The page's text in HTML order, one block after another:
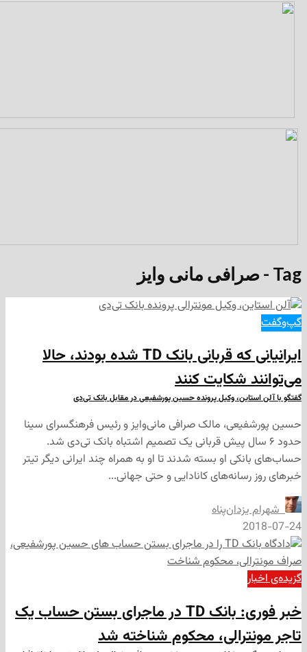
ایرانیانی که قربانی بانک TD شده‌ بودند، حالا
شکایت کنند
وکیل پرونده حسین پورشفیعی در مقابل بانک تی‌دی
مالک صرافی مانی‌وایز و رئیس فرهنگسرای سینا
۶ سال پیش قربانی یک تصمیم اشتباه بانک تی‌دی شد.
او بسته شدند تا او به همراه چند ایرانی دیگر تیتر
کانادایی و حتی جهانی...
خبر فوری: بانک TD در ماجرای بستن حساب یک
محکوم شناخته شد